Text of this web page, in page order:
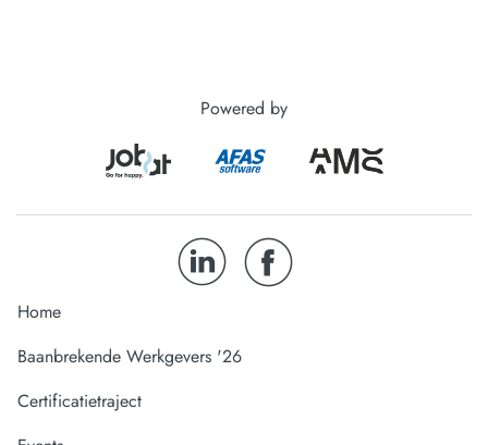
Powered by
Home
Baanbrekende Werkgevers '26
Certificatietraject